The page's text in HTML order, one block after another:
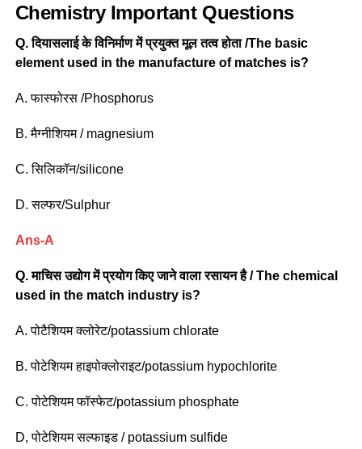
Chemistry Important Questions
Q. दियासलाई के विनिर्माण में प्रयुक्त मूल तत्व होता /The basic
element used in the manufacture of matches is?
A. फास्फोरस /Phosphorus
B. मैग्नीशियम / magnesium
C. सिलिकॉन/silicone
D. सल्फर/Sulphur
Ans-A
Q.माचिस उद्योग में प्रयोग किए जाने वाला रसायन है / The chemical
used in the match industry is?
A. पोटैशियम क्लोरेट/potassium chlorate
B. पोटेशियम हाइपोक्लोराइट/potassium hypochlorite
C. पोटेशियम फॉस्फेट/potassium phosphate
D, पोटेशियम सल्फाइड / potassium sulfide